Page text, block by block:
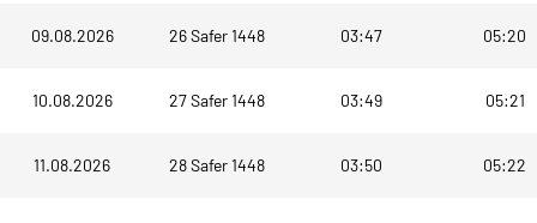
09.08.2026 26 Safer 1448 03:47 05:20
10.08.2026 27 Safer 1448 03:49 05:21
11.08.2026 28 Safer 1448 03:50 05:22